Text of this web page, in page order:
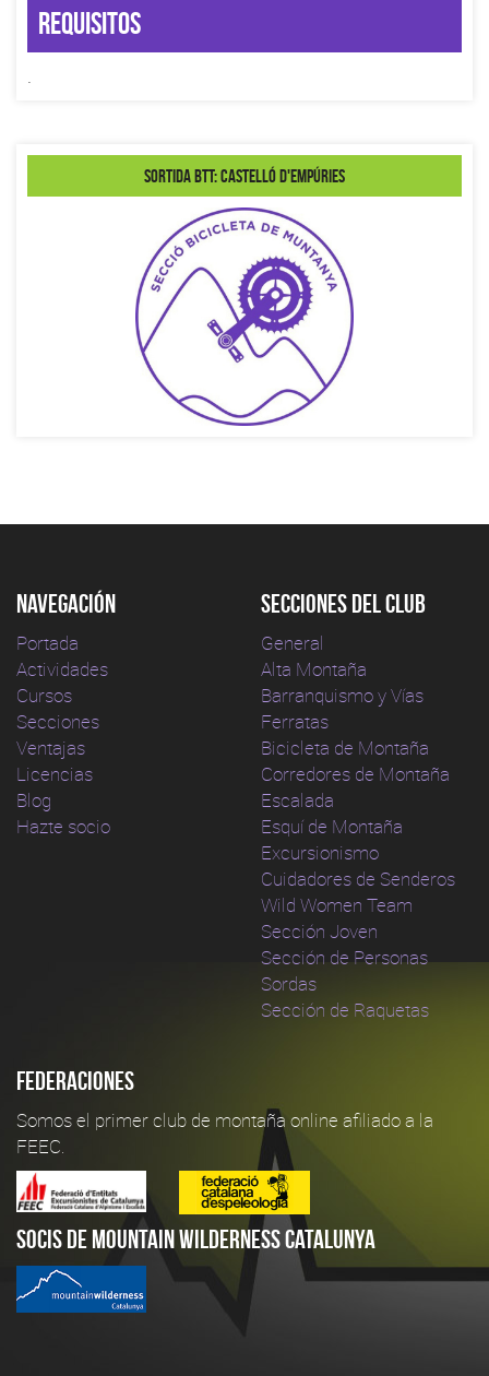
Requisitos
.
Sortida BTT: Castelló d'Empúries
Navegación
Portada
Actividades
Cursos
Secciones
Ventajas
Licencias
Blog
Hazte socio
Secciones del club
General
Alta Montaña
Barranquismo y Vías
Ferratas
Bicicleta de Montaña
Corredores de Montaña
Escalada
Esquí de Montaña
Excursionismo
Cuidadores de Senderos
Wild Women Team
Sección Joven
Sección de Personas
Sordas
Sección de Raquetas
Federaciones
Somos el primer club de montaña online afiliado a la
FEEC.
Socis de Mountain Wilderness Catalunya